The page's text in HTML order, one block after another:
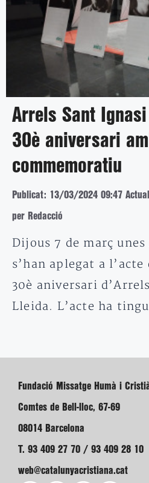
Arrels Sant
30è aniversari
commemoratiu
Publicat: 13/03/2024 09:47
per Redacció
Dijous 7 de març
s’han aplegat a
30è aniversari
Lleida. L’acte ha
Fundació Missatge Humà i
Comtes de Bell-lloc, 67-69
08014 Barcelona
T. 93 409 27 70 / 93 409 28 10
web@catalunyacristiana.cat